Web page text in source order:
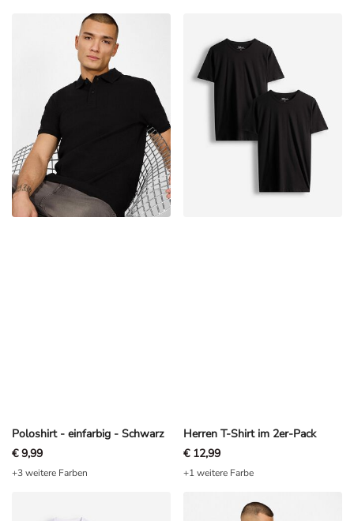
Poloshirt - einfarbig - Schwarz
€ 9,99
+3 weitere Farben
Herren T-Shirt im 2er-Pack
€ 12,99
+1 weitere Farbe